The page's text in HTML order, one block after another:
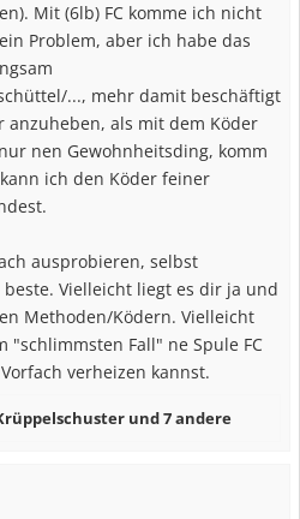
Mit (6lb) FC komme ich nicht
Problem, aber ich habe das
..., mehr damit beschäftigt
anzuheben, als mit dem Köder
nen Gewohnheitsding, komm
ich den Köder feiner
ausprobieren, selbst
Vielleicht liegt es dir ja und
Methoden/Ködern. Vielleicht
Fall" ne Spule FC
verheizen kannst.
und 7 andere